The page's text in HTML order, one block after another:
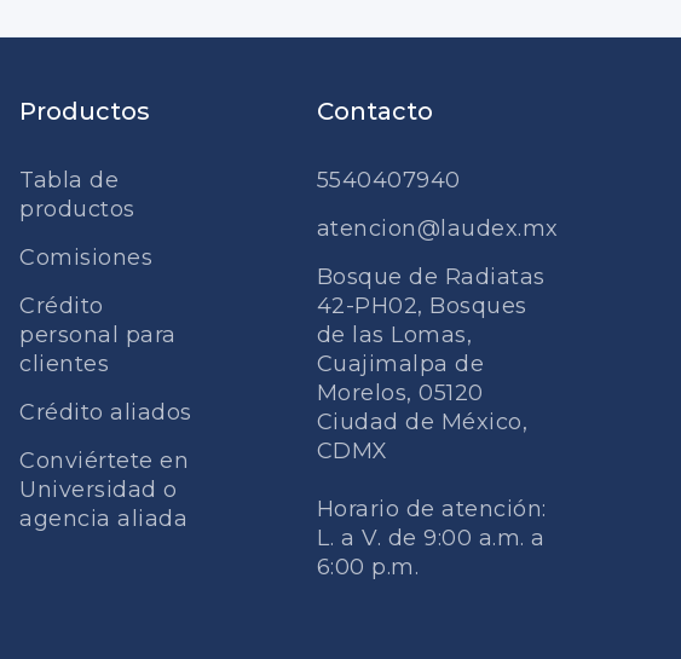
Productos
Tabla de
productos
Comisiones
Crédito
personal para
clientes
Crédito aliados
Conviértete en
Universidad o
agencia aliada
Contacto
5540407940
atencion@laudex.mx
Bosque de Radiatas
42-PH02, Bosques
de las Lomas,
Cuajimalpa de
Morelos, 05120
Ciudad de México,
CDMX
Horario de atención:
L. a V. de 9:00 a.m. a
6:00 p.m.